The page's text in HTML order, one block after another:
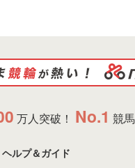
万人突破！ No.1 競
ヘルプ＆ガイド